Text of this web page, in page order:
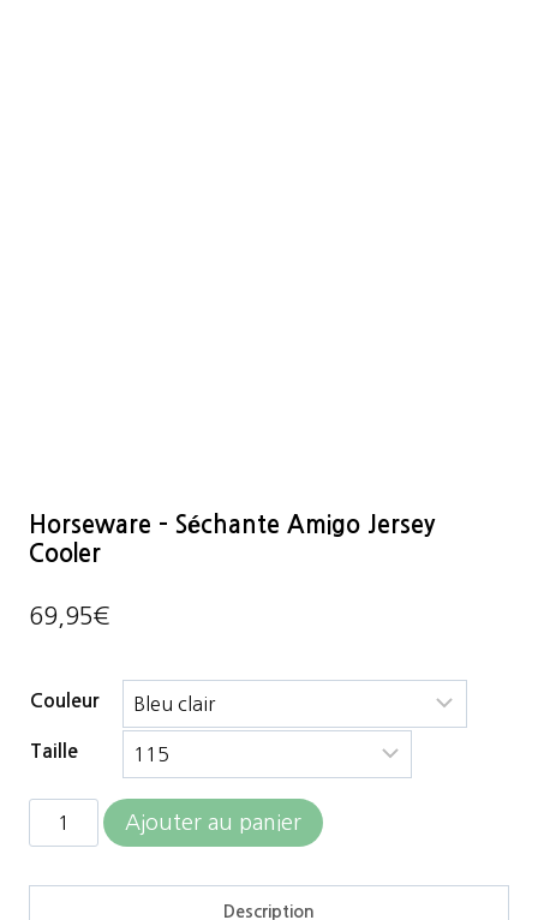
Horseware – Séchante Amigo Jersey
Cooler
69,95€
Couleur
Taille
quantité
Ajouter au panier
Description